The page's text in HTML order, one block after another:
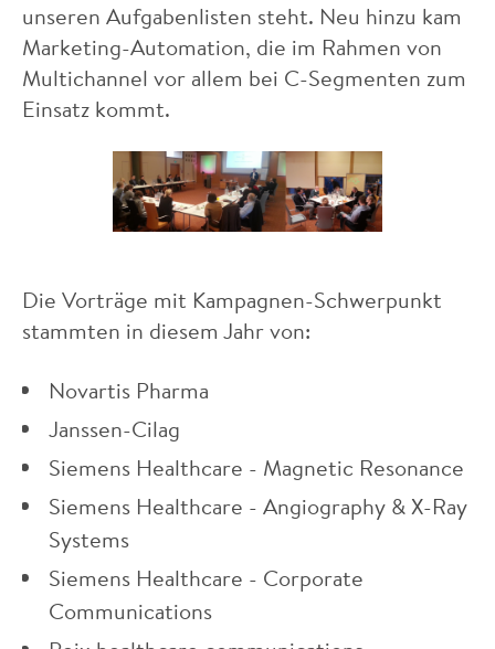
unseren Aufgabenlisten steht. Neu hinzu kam
Marketing-Automation, die im Rahmen von
Multichannel vor allem bei C-Segmenten zum
Einsatz kommt.
Die Vorträge mit Kampagnen-Schwerpunkt
stammten in diesem Jahr von:
Novartis Pharma
Janssen-Cilag
Siemens Healthcare - Magnetic Resonance
Siemens Healthcare - Angiography & X-Ray
Systems
Siemens Healthcare - Corporate
Communications